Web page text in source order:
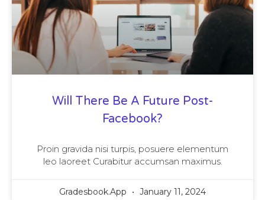
Will There Be A Future Post-
Facebook?
Proin gravida nisi turpis, posuere elementum
leo laoreet Curabitur accumsan maximus.
Gradesbook.app January 11, 2024